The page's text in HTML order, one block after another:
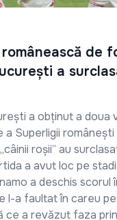
de
a
a obținut a doua
a Superligii
roșii” au
a avut loc pe
a deschis scorul
l-a faultat în careu
ce a revăzut faza